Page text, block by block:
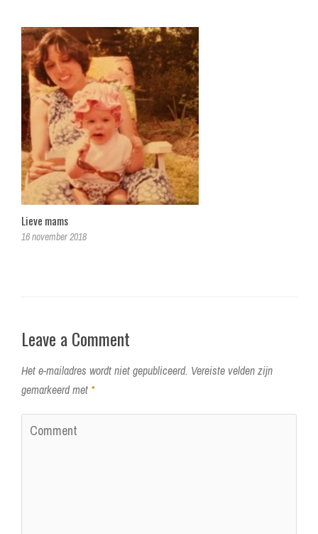
Lieve mams
16 november 2018
Leave a Comment
Het e-mailadres wordt niet gepubliceerd. Vereiste velden zijn
gemarkeerd met *